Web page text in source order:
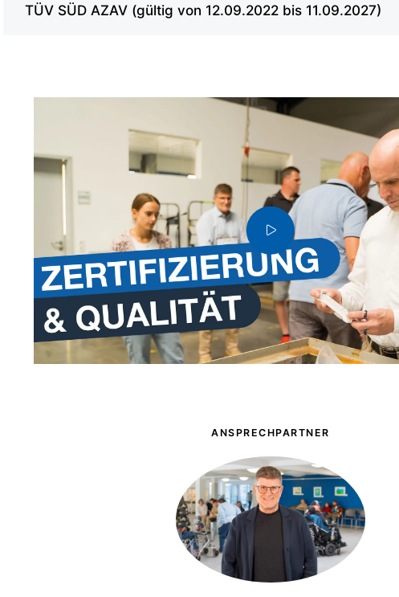
TÜV SÜD AZAV (gültig von 12.09.2022 bis 11.09.2027)
ANSPRECHPARTNER